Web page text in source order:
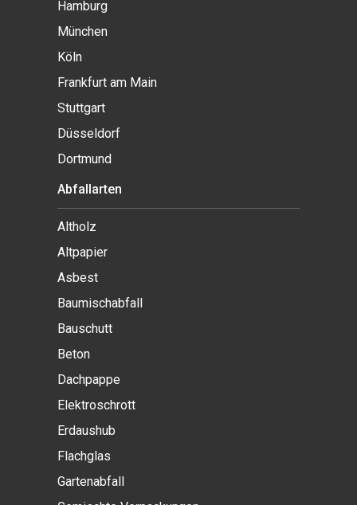
Hamburg
München
Köln
Frankfurt am Main
Stuttgart
Düsseldorf
Dortmund
Abfallarten
Altholz
Altpapier
Asbest
Baumischabfall
Bauschutt
Beton
Dachpappe
Elektroschrott
Erdaushub
Flachglas
Gartenabfall